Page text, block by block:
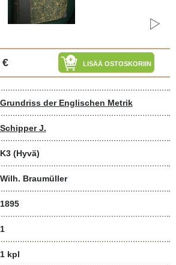
€ LISÄÄ OSTOSKORIIN
Grundriss der Englischen Metrik
Schipper J.
K3 (Hyvä)
Wilh. Braumüller
1895
1
1 kpl